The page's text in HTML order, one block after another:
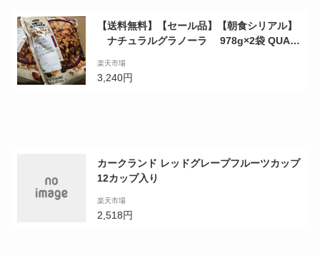
【送料無料】【セール品】【朝食シリアル】
ナチュラルグラノーラ 978g×2袋 QUAK
L シリアル 34．5oz クェーカー・クウェ
ーカー クエーカー【コストコ通販】【送料無
楽天市場
3,240円
カークランド レッドグレープフルーツカップ
12カップ入り
楽天市場
2,518円